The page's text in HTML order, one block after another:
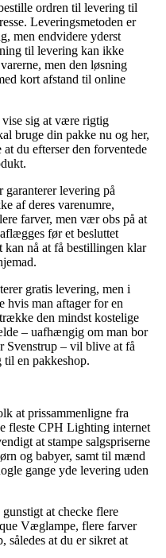
ordren til levering til
Leveringsmetoden er
men endvidere yderst
til levering kan ikke
men den løsning
kort afstand til online
sig at være rigtig
bruge din pakke nu og her,
du efterser den forventede
levering på
af deres varenumre,
farver, men vær obs på at
før et besluttet
kan nå at få bestillingen klar
gratis levering, men i
hvis man aftager for en
den mindst kostelige
– uafhængig om man bor
Svenstrup – vil blive at få
en pakkeshop.
at prissammenligne fra
fleste CPH Lighting internet
at stampe salgspriserne
og babyer, samt til mænd
gange yde levering uden
at checke flere
Væglampe, flere farver
således at du er sikret at